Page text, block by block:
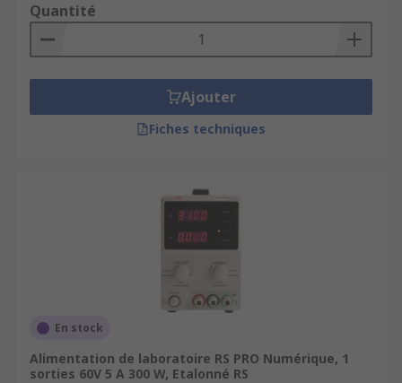
Quantité
Ajouter
Fiches techniques
En stock
Alimentation de laboratoire RS PRO Numérique, 1
sorties 60V 5 A 300 W, Etalonné RS